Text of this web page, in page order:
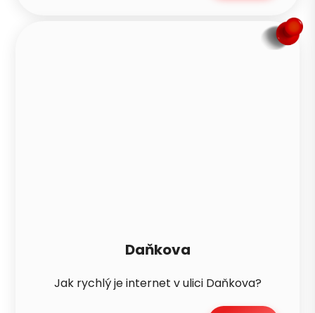
Daňkova
Jak rychlý je internet v ulici Daňkova?